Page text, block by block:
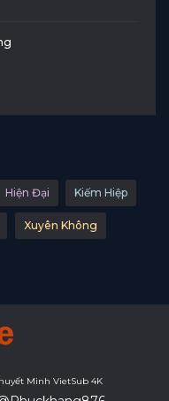
Hiện Đại Kiếm Hiệp
Xuyên Không
Minh VietSub 4K